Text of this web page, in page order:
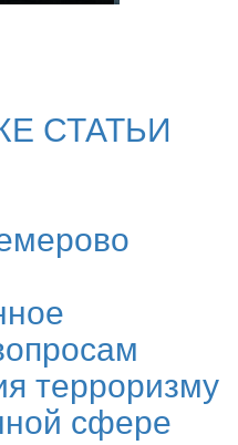
СТАТЬИ
терроризму
сфере